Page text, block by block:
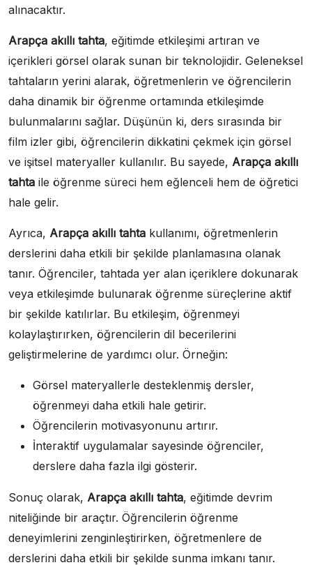
alınacaktır.
Arapça akıllı tahta, eğitimde etkileşimi artıran ve
içerikleri görsel olarak sunan bir teknolojidir. Geleneksel
tahtaların yerini alarak, öğretmenlerin ve öğrencilerin
daha dinamik bir öğrenme ortamında etkileşimde
bulunmalarını sağlar. Düşünün ki, ders sırasında bir
film izler gibi, öğrencilerin dikkatini çekmek için görsel
ve işitsel materyaller kullanılır. Bu sayede, Arapça akıllı
tahta ile öğrenme süreci hem eğlenceli hem de öğretici
hale gelir.
Ayrıca, Arapça akıllı tahta kullanımı, öğretmenlerin
derslerini daha etkili bir şekilde planlamasına olanak
tanır. Öğrenciler, tahtada yer alan içeriklere dokunarak
veya etkileşimde bulunarak öğrenme süreçlerine aktif
bir şekilde katılırlar. Bu etkileşim, öğrenmeyi
kolaylaştırırken, öğrencilerin dil becerilerini
geliştirmelerine de yardımcı olur. Örneğin:
Görsel materyallerle desteklenmiş dersler,
öğrenmeyi daha etkili hale getirir.
Öğrencilerin motivasyonunu artırır.
İnteraktif uygulamalar sayesinde öğrenciler,
derslere daha fazla ilgi gösterir.
Sonuç olarak, Arapça akıllı tahta, eğitimde devrim
niteliğinde bir araçtır. Öğrencilerin öğrenme
deneyimlerini zenginleştirirken, öğretmenlere de
derslerini daha etkili bir şekilde sunma imkanı tanır.